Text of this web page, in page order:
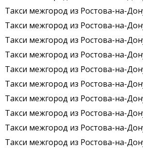
Такси межгород из Ростова-на-
Такси межгород из Ростова-на-
Такси межгород из Ростова-на-
Такси межгород из Ростова-на-
Такси межгород из Ростова-на-
Такси межгород из Ростова-на-
Такси межгород из Ростова-на-
Такси межгород из Ростова-на-
Такси межгород из Ростова-на-
Такси межгород из Ростова-на-